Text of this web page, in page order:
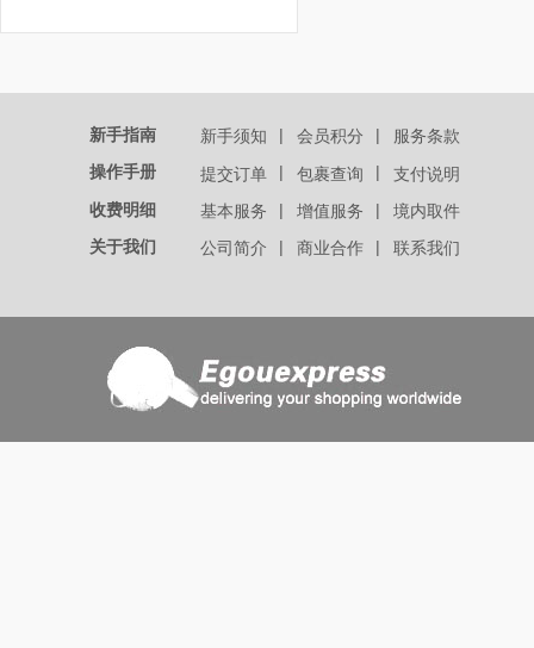
新手指南 新手须知 | 会员积分 |
服务条款
操作手册
提交订单 | 包裹查询 |
支付说明
收费明细
基本服务 | 增值服务 |
境内取件
关于我们
公司简介 | 商业合作 | 联系我们